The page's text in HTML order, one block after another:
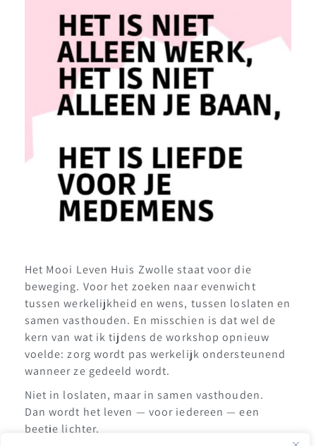
Het Mooi Leven Huis Zwolle staat voor die
beweging. Voor het zoeken naar evenwicht
tussen werkelijkheid en wens, tussen loslaten en
samen vasthouden. En misschien is dat wel de
kern van wat ik tijdens de workshop opnieuw
voelde: zorg wordt pas werkelijk ondersteunend
wanneer ze gedeeld wordt.
Niet in loslaten, maar in samen vasthouden.
Dan wordt het leven — voor iedereen — een
beetje lichter.